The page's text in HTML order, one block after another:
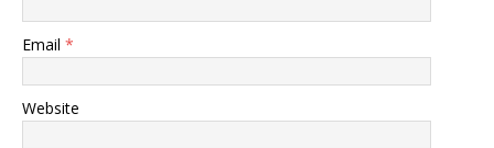
Email *
Website